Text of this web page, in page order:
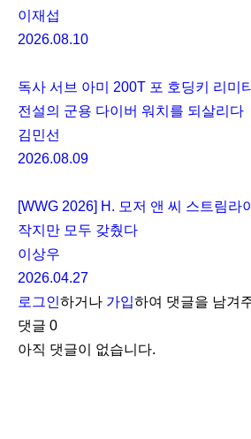
이재섭
2026.08.10
독사 서브 아미 200T 포 호딩키 리미
전설의 군용 다이버 워치를 되살리다
김민선
2026.08.09
[WWG 2026] H. 모저 앤 씨 스트림라
작지만 모두 갖췄다
이상우
2026.04.27
로그인하거나 가입하여 댓글을 남겨
댓글 0
아직 댓글이 없습니다.